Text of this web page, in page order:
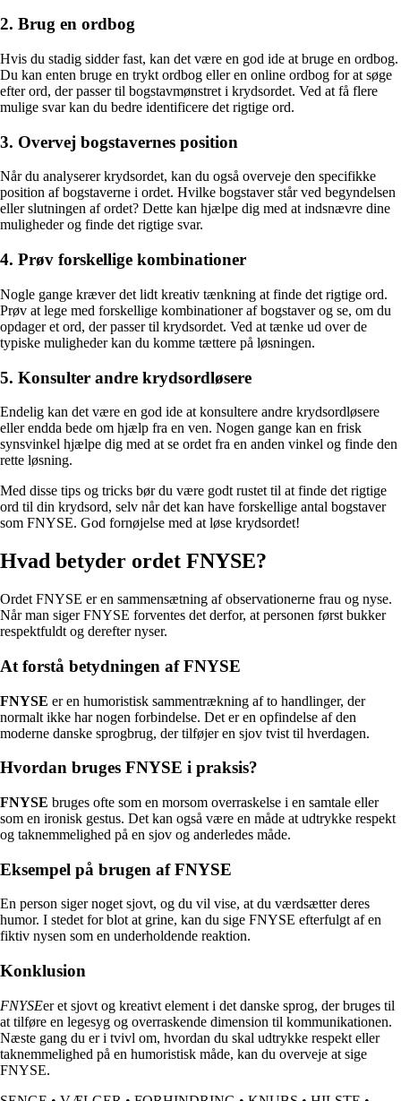
2. Brug en ordbog
Hvis du stadig sidder fast, kan det være en god ide at bruge en ordbog.
Du kan enten bruge en trykt ordbog eller en online ordbog for at søge
efter ord, der passer til bogstavmønstret i krydsordet. Ved at få flere
mulige svar kan du bedre identificere det rigtige ord.
3. Overvej bogstavernes position
Når du analyserer krydsordet, kan du også overveje den specifikke
position af bogstaverne i ordet. Hvilke bogstaver står ved begyndelsen
eller slutningen af ordet? Dette kan hjælpe dig med at indsnævre dine
muligheder og finde det rigtige svar.
4. Prøv forskellige kombinationer
Nogle gange kræver det lidt kreativ tænkning at finde det rigtige ord.
Prøv at lege med forskellige kombinationer af bogstaver og se, om du
opdager et ord, der passer til krydsordet. Ved at tænke ud over de
typiske muligheder kan du komme tættere på løsningen.
5. Konsulter andre krydsordløsere
Endelig kan det være en god ide at konsultere andre krydsordløsere
eller endda bede om hjælp fra en ven. Nogen gange kan en frisk
synsvinkel hjælpe dig med at se ordet fra en anden vinkel og finde den
rette løsning.
Med disse tips og tricks bør du være godt rustet til at finde det rigtige
ord til din krydsord, selv når det kan have forskellige antal bogstaver
som FNYSE. God fornøjelse med at løse krydsordet!
Hvad betyder ordet FNYSE?
Ordet FNYSE er en sammensætning af observationerne frau og nyse.
Når man siger FNYSE forventes det derfor, at personen først bukker
respektfuldt og derefter nyser.
At forstå betydningen af FNYSE
FNYSE er en humoristisk sammentrækning af to handlinger, der
normalt ikke har nogen forbindelse. Det er en opfindelse af den
moderne danske sprogbrug, der tilføjer en sjov tvist til hverdagen.
Hvordan bruges FNYSE i praksis?
FNYSE bruges ofte som en morsom overraskelse i en samtale eller
som en ironisk gestus. Det kan også være en måde at udtrykke respekt
og taknemmelighed på en sjov og anderledes måde.
Eksempel på brugen af FNYSE
En person siger noget sjovt, og du vil vise, at du værdsætter deres
humor. I stedet for blot at grine, kan du sige FNYSE efterfulgt af en
fiktiv nysen som en underholdende reaktion.
Konklusion
FNYSEer et sjovt og kreativt element i det danske sprog, der bruges til
at tilføre en legesyg og overraskende dimension til kommunikationen.
Næste gang du er i tvivl om, hvordan du skal udtrykke respekt eller
taknemmelighed på en humoristisk måde, kan du overveje at sige
FNYSE.